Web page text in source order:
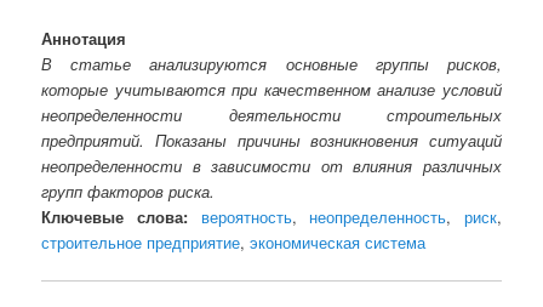
Аннотация
В статье анализируются основные группы рисков,
которые учитываются при качественном анализе условий
неопределенности деятельности строительных
предприятий. Показаны причины возникновения ситуаций
неопределенности в зависимости от влияния различных
групп факторов риска.
Ключевые слова:
вероятность, неопределенность, риск,
строительное предприятие,экономическая система